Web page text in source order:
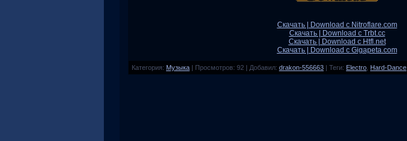
Скачать | Download с Nitroflare.com
Скачать | Download с Trbt.cc
Скачать | Download с Htfl.net
Скачать | Download с Gigapeta.com
Категория: Музыка | Просмотров: 92 | Добавил: drakon-556663 | Теги: Electro Hard-Dance